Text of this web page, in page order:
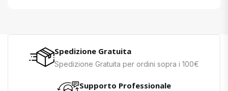
Spedizione Gratuita
Spedizione Gratuita per ordini sopra i 100€
Supporto Professionale